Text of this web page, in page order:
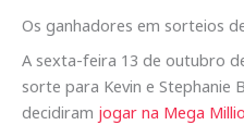
Os ganhadores em sorteios
A sexta-feira 13 de outubro
sorte para Kevin e Stephanie
decidiram jogar na Mega